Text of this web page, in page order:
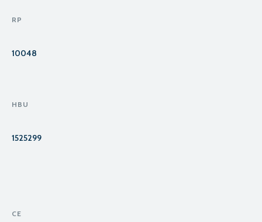
RP
10048
HBU
1525299
CE